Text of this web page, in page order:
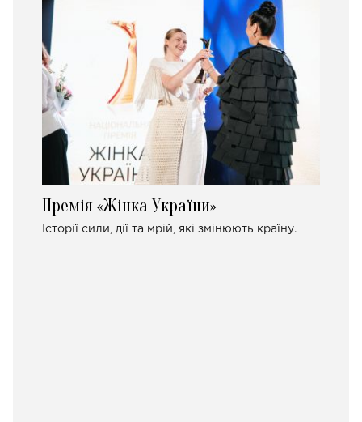
Премія «Жінка України»
Історії сили, дії та мрій, які змінюють країну.